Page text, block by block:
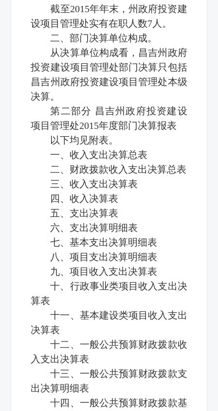
截至2015年年末，州政府投资建
设项目管理处实有在职人数7人。
二、部门决算单位构成。
从决算单位构成看，昌吉州政府
投资建设项目管理处部门决算只包括
昌吉州政府投资建设项目管理处本级
决算。
第二部分 昌吉州政府投资建设
项目管理处2015年度部门决算报表
以下均见附表。
一、收入支出决算总表
二、财政拨款收入支出决算总表
三、收入支出决算表
四、收入决算表
五、支出决算表
六、支出决算明细表
七、基本支出决算明细表
八、项目支出决算明细表
九、项目收入支出决算表
十、行政事业类项目收入支出决
算表
十一、基本建设类项目收入支出
决算表
十二、一般公共预算财政拨款收
入支出决算表
十三、一般公共预算财政拨款支
出决算明细表
十四、一般公共预算财政拨款基